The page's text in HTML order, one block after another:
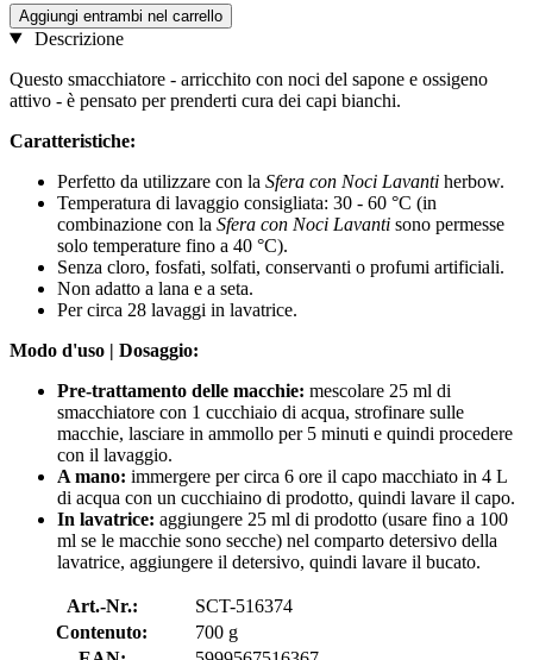
Aggiungi entrambi nel carrello
Descrizione
Questo smacchiatore - arricchito con noci del sapone e ossigeno
attivo - è pensato per prenderti cura dei capi bianchi.
Caratteristiche:
Perfetto da utilizzare con la Sfera con Noci Lavanti herbow.
Temperatura di lavaggio consigliata: 30 - 60 °C (in
combinazione con la Sfera con Noci Lavanti sono permesse
solo temperature fino a 40 °C).
Senza cloro, fosfati, solfati, conservanti o profumi artificiali.
Non adatto a lana e a seta.
Per circa 28 lavaggi in lavatrice.
Modo d'uso | Dosaggio:
Pre-trattamento delle macchie: mescolare 25 ml di
smacchiatore con 1 cucchiaio di acqua, strofinare sulle
macchie, lasciare in ammollo per 5 minuti e quindi procedere
con il lavaggio.
A mano: immergere per circa 6 ore il capo macchiato in 4 L
di acqua con un cucchiaino di prodotto, quindi lavare il capo.
In lavatrice: aggiungere 25 ml di prodotto (usare fino a 100
ml se le macchie sono secche) nel comparto detersivo della
lavatrice, aggiungere il detersivo, quindi lavare il bucato.
Art.-Nr.:
SCT-516374
Contenuto:
700 g